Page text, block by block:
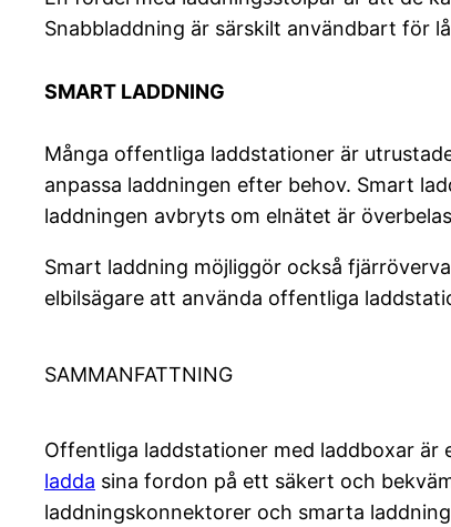
Snabbladdning är särskilt användbart för
SMART LADDNING
Många offentliga laddstationer är
anpassa laddningen efter behov. Smart
laddningen avbryts om elnätet är
Smart laddning möjliggör också
elbilsägare att använda offentliga
SAMMANFATTNING
Offentliga laddstationer med laddboxar
ladda sina fordon på ett säkert och
laddningskonnektorer och smarta